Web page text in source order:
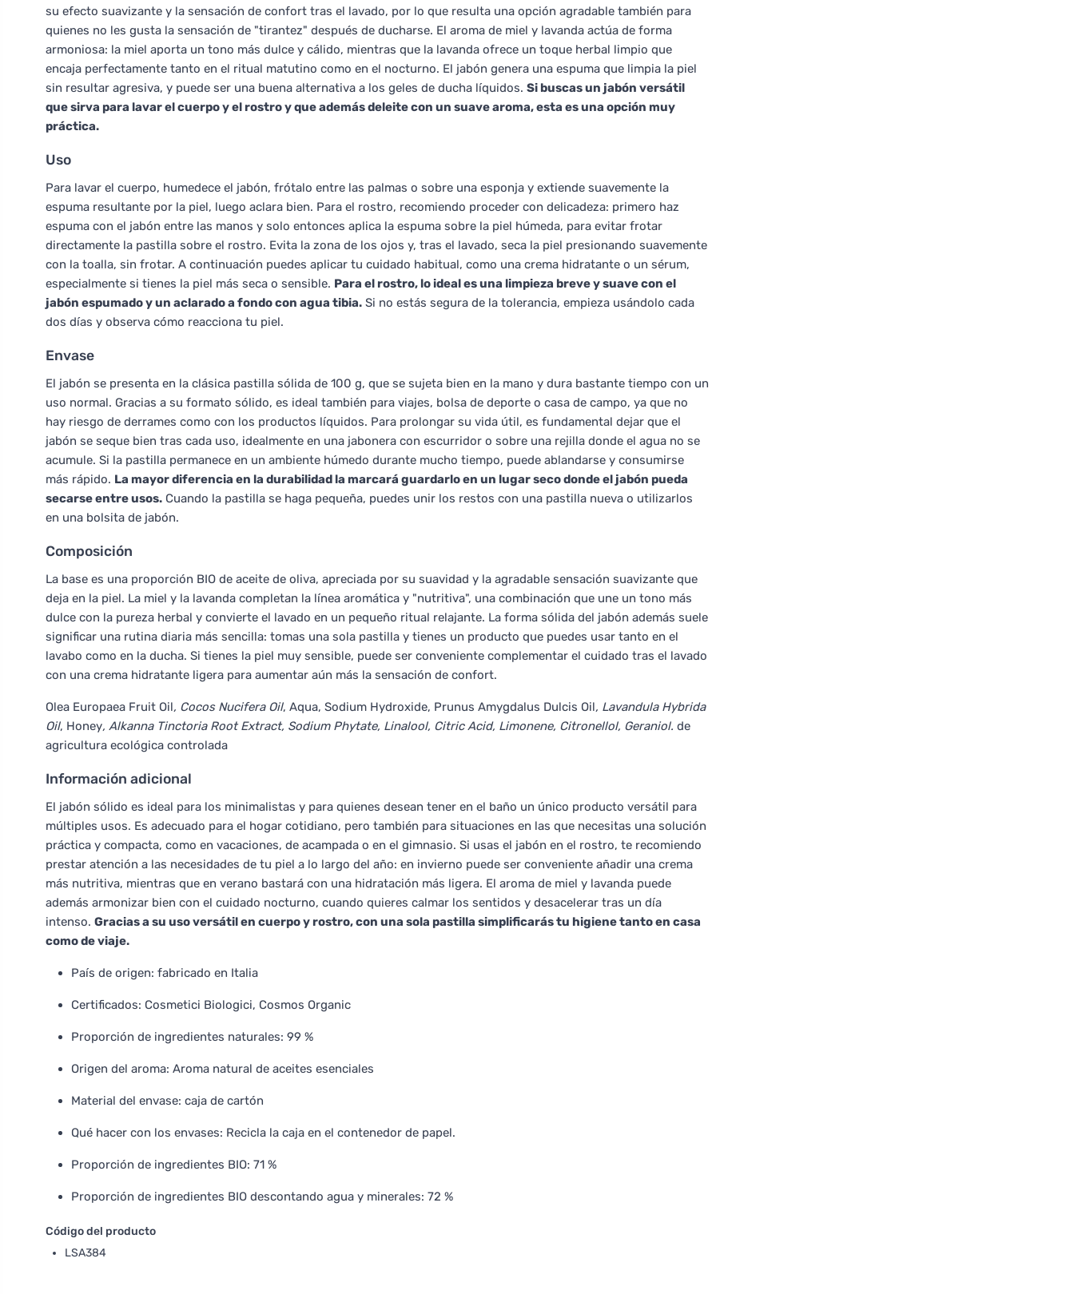
su efecto suavizante y la sensación de confort tras el lavado, por lo que resulta una opción agradable también para
quienes no les gusta la sensación de "tirantez" después de ducharse. El aroma de miel y lavanda actúa de forma
armoniosa: la miel aporta un tono más dulce y cálido, mientras que la lavanda ofrece un toque herbal limpio que
encaja perfectamente tanto en el ritual matutino como en el nocturno. El jabón genera una espuma que limpia la piel
sin resultar agresiva, y puede ser una buena alternativa a los geles de ducha líquidos. Si buscas un jabón versátil
que sirva para lavar el cuerpo y el rostro y que además deleite con un suave aroma, esta es una opción muy
práctica.
Uso
Para lavar el cuerpo, humedece el jabón, frótalo entre las palmas o sobre una esponja y extiende suavemente la
espuma resultante por la piel, luego aclara bien. Para el rostro, recomiendo proceder con delicadeza: primero haz
espuma con el jabón entre las manos y solo entonces aplica la espuma sobre la piel húmeda, para evitar frotar
directamente la pastilla sobre el rostro. Evita la zona de los ojos y, tras el lavado, seca la piel presionando suavemente
con la toalla, sin frotar. A continuación puedes aplicar tu cuidado habitual, como una crema hidratante o un sérum,
especialmente si tienes la piel más seca o sensible. Para el rostro, lo ideal es una limpieza breve y suave con el
jabón espumado y un aclarado a fondo con agua tibia. Si no estás segura de la tolerancia, empieza usándolo cada
dos días y observa cómo reacciona tu piel.
Envase
El jabón se presenta en la clásica pastilla sólida de 100 g, que se sujeta bien en la mano y dura bastante tiempo con un
uso normal. Gracias a su formato sólido, es ideal también para viajes, bolsa de deporte o casa de campo, ya que no
hay riesgo de derrames como con los productos líquidos. Para prolongar su vida útil, es fundamental dejar que el
jabón se seque bien tras cada uso, idealmente en una jabonera con escurridor o sobre una rejilla donde el agua no se
acumule. Si la pastilla permanece en un ambiente húmedo durante mucho tiempo, puede ablandarse y consumirse
más rápido. La mayor diferencia en la durabilidad la marcará guardarlo en un lugar seco donde el jabón pueda
secarse entre usos. Cuando la pastilla se haga pequeña, puedes unir los restos con una pastilla nueva o utilizarlos
en una bolsita de jabón.
Composición
La base es una proporción BIO de aceite de oliva, apreciada por su suavidad y la agradable sensación suavizante que
deja en la piel. La miel y la lavanda completan la línea aromática y "nutritiva", una combinación que une un tono más
dulce con la pureza herbal y convierte el lavado en un pequeño ritual relajante. La forma sólida del jabón además suele
significar una rutina diaria más sencilla: tomas una sola pastilla y tienes un producto que puedes usar tanto en el
lavabo como en la ducha. Si tienes la piel muy sensible, puede ser conveniente complementar el cuidado tras el lavado
con una crema hidratante ligera para aumentar aún más la sensación de confort.
Olea Europaea Fruit Oil, Cocos Nucifera Oil, Aqua, Sodium Hydroxide, Prunus Amygdalus Dulcis Oil, Lavandula Hybrida
Oil, Honey, Alkanna Tinctoria Root Extract, Sodium Phytate, Linalool, Citric Acid, Limonene, Citronellol, Geraniol. de
agricultura ecológica controlada
Información adicional
El jabón sólido es ideal para los minimalistas y para quienes desean tener en el baño un único producto versátil para
múltiples usos. Es adecuado para el hogar cotidiano, pero también para situaciones en las que necesitas una solución
práctica y compacta, como en vacaciones, de acampada o en el gimnasio. Si usas el jabón en el rostro, te recomiendo
prestar atención a las necesidades de tu piel a lo largo del año: en invierno puede ser conveniente añadir una crema
más nutritiva, mientras que en verano bastará con una hidratación más ligera. El aroma de miel y lavanda puede
además armonizar bien con el cuidado nocturno, cuando quieres calmar los sentidos y desacelerar tras un día
intenso. Gracias a su uso versátil en cuerpo y rostro, con una sola pastilla simplificarás tu higiene tanto en casa
como de viaje.
País de origen: fabricado en Italia
Certificados: Cosmetici Biologici, Cosmos Organic
Proporción de ingredientes naturales: 99 %
Origen del aroma: Aroma natural de aceites esenciales
Material del envase: caja de cartón
Qué hacer con los envases: Recicla la caja en el contenedor de papel.
Proporción de ingredientes BIO: 71 %
Proporción de ingredientes BIO descontando agua y minerales: 72 %
Código del producto
LSA384